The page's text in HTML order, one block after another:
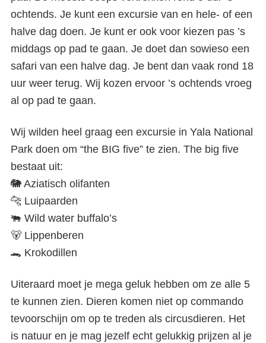
ochtends. Je kunt een excursie van en hele- of een
halve dag doen. Je kunt er ook voor kiezen pas ’s
middags op pad te gaan. Je doet dan sowieso een
safari van een halve dag. Je bent dan vaak rond 18
uur weer terug. Wij kozen ervoor ’s ochtends vroeg
al op pad te gaan.
Wij wilden heel graag een excursie in Yala National
Park doen om “the BIG five” te zien. The big five
bestaat uit:
🐘 Aziatisch olifanten
🐆 Luipaarden
🐃 Wild water buffalo’s
🐻 Lippenberen
🐊 Krokodillen
Uiteraard moet je mega geluk hebben om ze alle 5
te kunnen zien. Dieren komen niet op commando
tevoorschijn om op te treden als circusdieren. Het
is natuur en je mag jezelf echt gelukkig prijzen al je